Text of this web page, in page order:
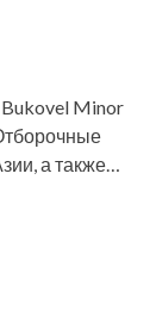
Minor
а также…